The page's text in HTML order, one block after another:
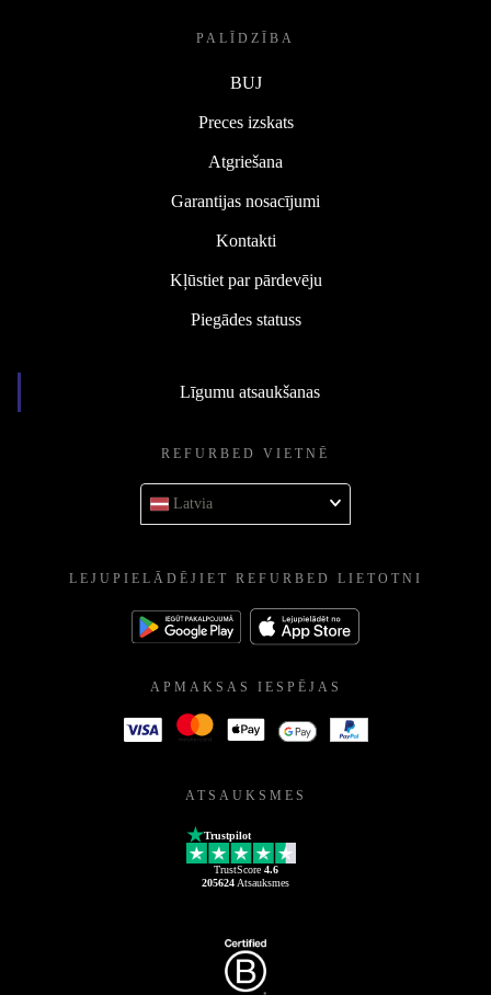
PALĪDZĪBA
BUJ
Preces izskats
Atgriešana
Garantijas nosacījumi
Kontakti
Kļūstiet par pārdevēju
Piegādes statuss
Līgumu atsaukšanas
REFURBED VIETNĒ
Latvia
LEJUPIELĀDĒJIET REFURBED LIETOTNI
APMAKSAS IESPĒJAS
ATSAUKSMES
Trustpilot
TrustScore 4.6
205624 Atsauksmes